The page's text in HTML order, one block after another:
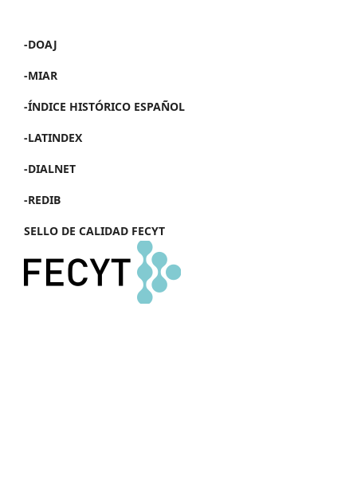
-DOAJ
-MIAR
-ÍNDICE HISTÓRICO ESPAÑOL
-LATINDEX
-DIALNET
-REDIB
SELLO DE CALIDAD FECYT